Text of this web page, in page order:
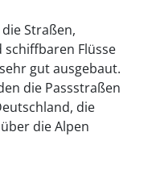
Straßen,
schiffbaren Flüsse
gut ausgebaut.
die Passstraßen
die
die Alpen